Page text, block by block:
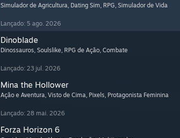
Simulador de Agricultura, Dating Sim, RPG, Simulador de Vida
Lançado: 5 ago. 2026
Dinoblade
Dinossauros, Soulslike, RPG de Ação, Combate
Lançado: 23 jul. 2026
Mina the Hollower
Ação e Aventura, Visto de Cima, Pixels, Protagonista Feminina
Lançado: 28 mai. 2026
Forza Horizon 6